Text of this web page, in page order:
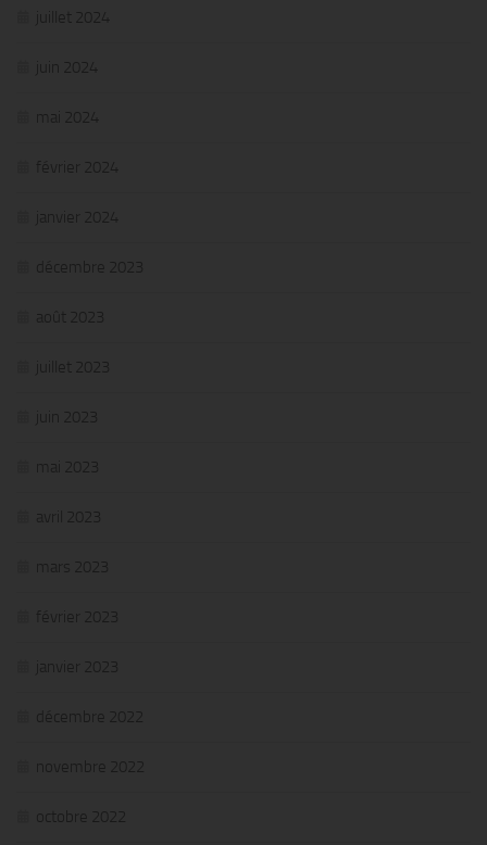
juillet 2024
juin 2024
mai 2024
février 2024
janvier 2024
décembre 2023
août 2023
juillet 2023
juin 2023
mai 2023
avril 2023
mars 2023
février 2023
janvier 2023
décembre 2022
novembre 2022
octobre 2022